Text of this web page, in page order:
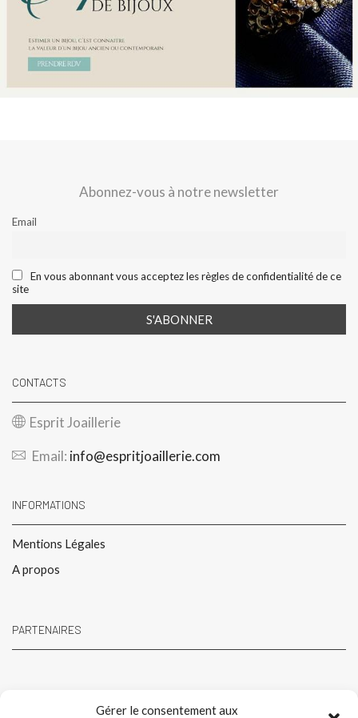
Gérer le consentement aux
Abonnez-vous à notre newsletter
Email
En vous abonnant vous acceptez les règles de confidentialité de ce
site
CONTACTS
Esprit Joaillerie
Email: info@espritjoaillerie.com
INFORMATIONS
Mentions Légales
A propos
PARTENAIRES